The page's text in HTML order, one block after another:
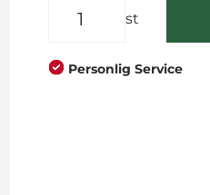
st
Personlig Service